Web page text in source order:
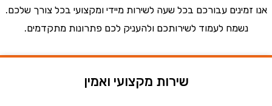
אנו זמינים עבורכם בכל שעה לשירות מיידי ומקצועי בכל צורך שלכם.
נשמח לעמוד לשירותכם ולהעניק לכם פתרונות מתקדמים.
שירות מקצועי ואמין